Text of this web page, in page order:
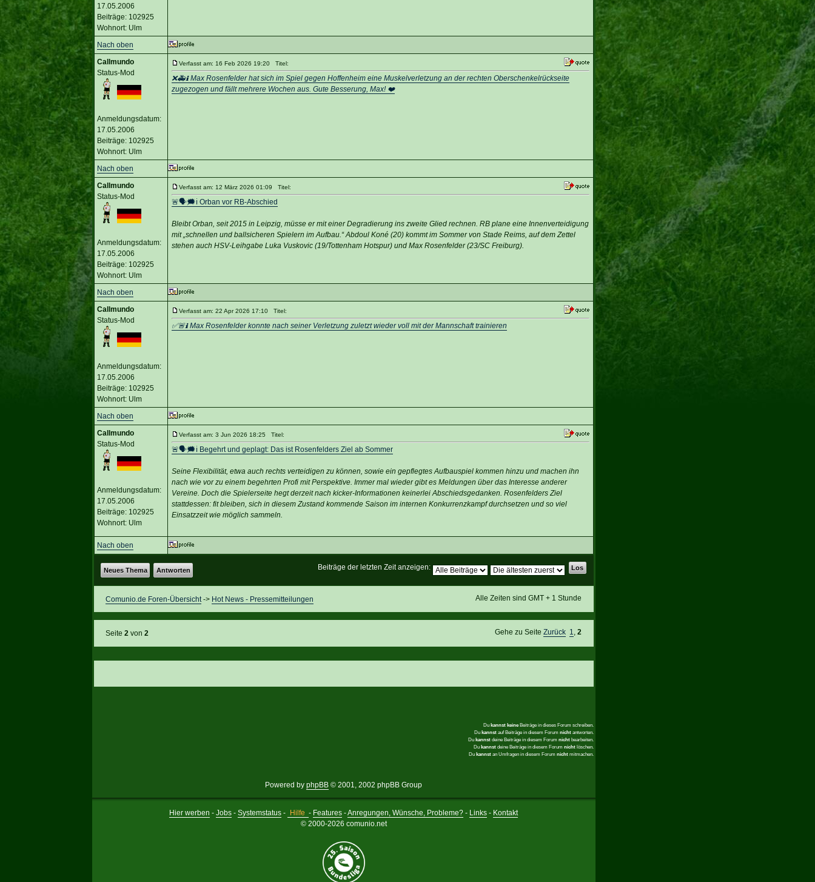
17.05.2006
Beiträge: 102925
Wohnort: Ulm
Nach oben
Callmundo
Status-Mod
Anmeldungsdatum:
17.05.2006
Beiträge: 102925
Wohnort: Ulm
Verfasst am: 16 Feb 2026 19:20 Titel:
❌🚑ℹ️ Max Rosenfelder hat sich im Spiel gegen Hoffenheim eine Muskelverletzung an der rechten Oberschenkelrückseite
zugezogen und fällt mehrere Wochen aus. Gute Besserung, Max! ❤️
Nach oben
Callmundo
Status-Mod
Anmeldungsdatum:
17.05.2006
Beiträge: 102925
Wohnort: Ulm
Verfasst am: 12 März 2026 01:09 Titel:
🚨🗣🗯️ℹ️ Orban vor RB-Abschied
Bleibt Orban, seit 2015 in Leipzig, müsse er mit einer Degradierung ins zweite Glied rechnen. RB plane eine Innenverteidigung
mit „schnellen und ballsicheren Spielern im Aufbau.“ Abdoul Koné (20) kommt im Sommer von Stade Reims, auf dem Zettel
stehen auch HSV-Leihgabe Luka Vuskovic (19/Tottenham Hotspur) und Max Rosenfelder (23/SC Freiburg).
Nach oben
Callmundo
Status-Mod
Anmeldungsdatum:
17.05.2006
Beiträge: 102925
Wohnort: Ulm
Verfasst am: 22 Apr 2026 17:10 Titel:
✅🚨ℹ️ Max Rosenfelder konnte nach seiner Verletzung zuletzt wieder voll mit der Mannschaft trainieren
Nach oben
Callmundo
Status-Mod
Anmeldungsdatum:
17.05.2006
Beiträge: 102925
Wohnort: Ulm
Verfasst am: 3 Jun 2026 18:25 Titel:
🚨🗣🗯️ℹ️ Begehrt und geplagt: Das ist Rosenfelders Ziel ab Sommer
Seine Flexibilität, etwa auch rechts verteidigen zu können, sowie ein gepflegtes Aufbauspiel kommen hinzu und machen ihn
nach wie vor zu einem begehrten Profi mit Perspektive. Immer mal wieder gibt es Meldungen über das Interesse anderer
Vereine. Doch die Spielerseite hegt derzeit nach kicker-Informationen keinerlei Abschiedsgedanken. Rosenfelders Ziel
stattdessen: fit bleiben, sich in diesem Zustand kommende Saison im internen Konkurrenzkampf durchsetzen und so viel
Einsatzzeit wie möglich sammeln.
Nach oben
Beiträge der letzten Zeit anzeigen:
Neues Thema Antworten
Alle Zeiten sind GMT + 1 Stunde
Comunio.de Foren-Übersicht-> Hot News - Pressemitteilungen
Gehe zu SeiteZurück 1,2
Seite 2von 2
Du kannst keineBeiträge in dieses Forum schreiben.
Du kannstauf Beiträge in diesem Forum nichtantworten.
Du kannstdeine Beiträge in diesem Forum nichtbearbeiten.
Du kannstdeine Beiträge in diesem Forum nichtlöschen.
Du kannstan Umfragen in diesem Forum nichtmitmachen.
Powered by phpBB © 2001, 2002 phpBB Group
Hier werben - Jobs- Systemstatus- Hilfe - Features -Anregungen, Wünsche, Probleme? - Links - Kontakt
© 2000-2026 comunio.net